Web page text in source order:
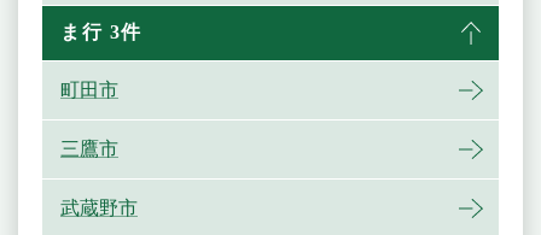
ま行 3件
町田市
三鷹市
武蔵野市